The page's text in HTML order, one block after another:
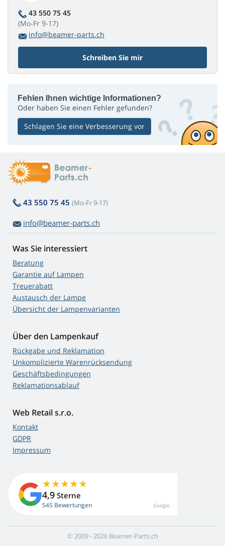
43 550 75 45
(Mo-Fr 9-17)
info@beamer-parts.ch
Schreiben Sie mir
Fehlen Ihnen wichtige Informationen?
Oder haben Sie einen Fehler gefunden?
Schlagen Sie eine Verbesserung vor
43 550 75 45 (Mo-Fr 9-17)
info@beamer-parts.ch
Was Sie interessiert
Beratung
Garantie auf Lampen
Treuerabatt
Austausch der Lampe
Übersicht der Lampenvarianten
Über den Lampenkauf
Rückgabe und Reklamation
Unkomplizierte Warenrücksendung
Geschäftsbedingungen
Reklamationsablauf
Web Retail s.r.o.
Kontakt
GDPR
Impressum
4,9 Sterne
545 Bewertungen Google
© 2009 - 2026 Beamer-Parts.ch